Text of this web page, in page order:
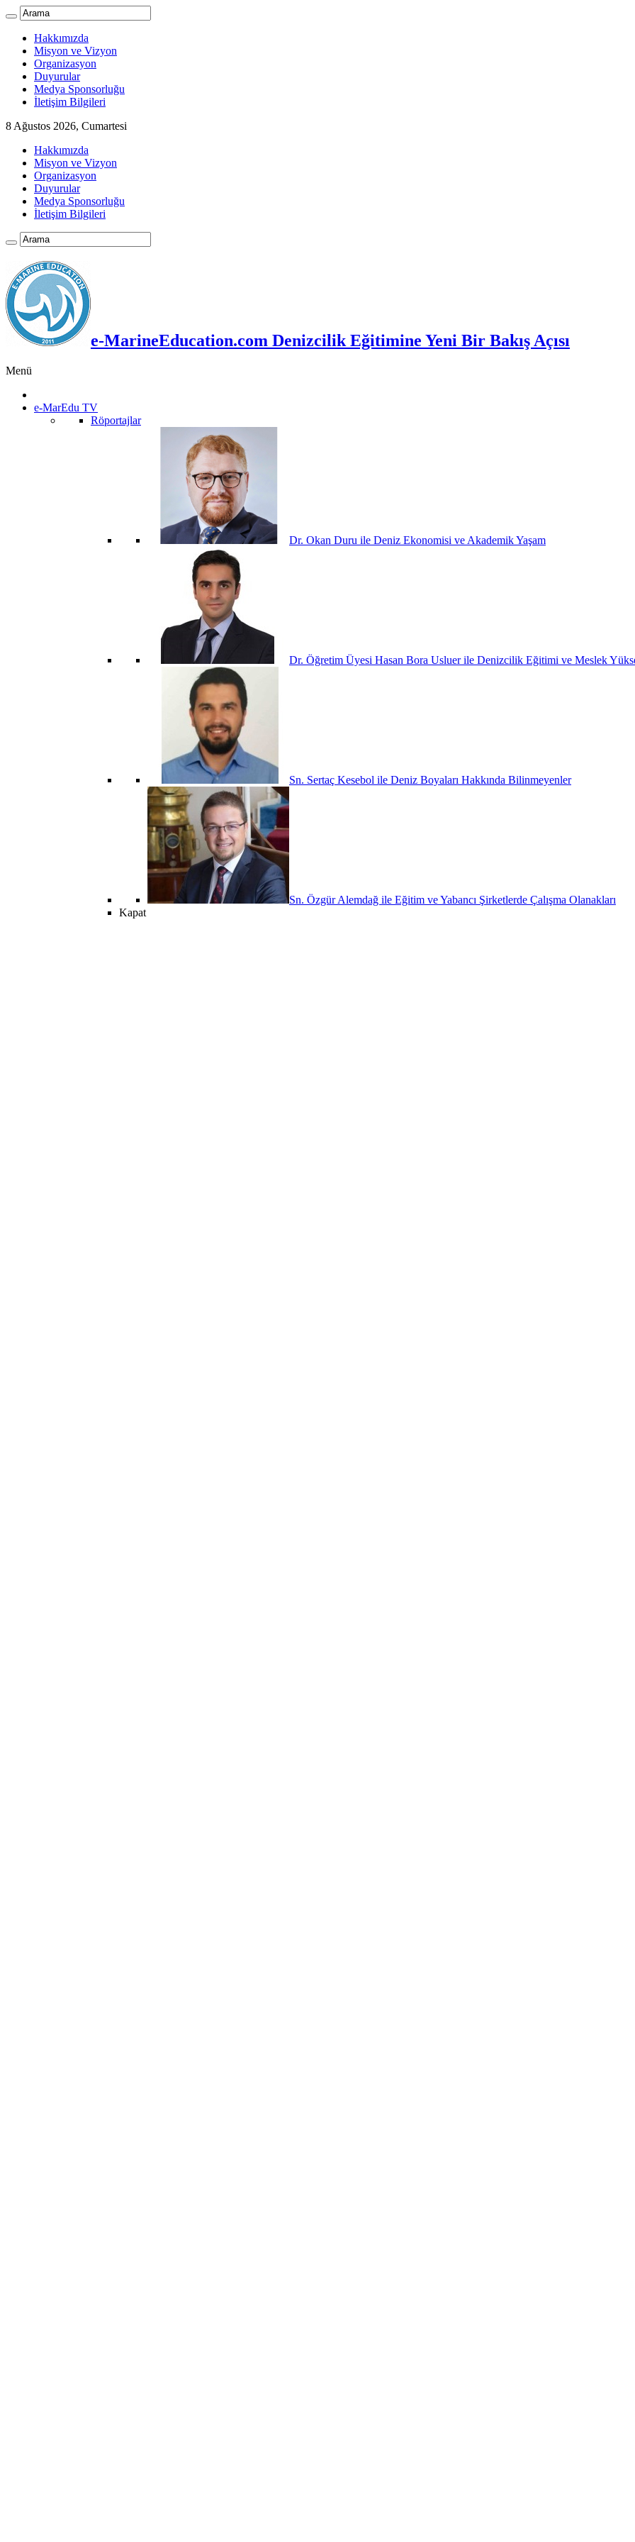
Hakkımızda
Misyon ve Vizyon
Organizasyon
Duyurular
Medya Sponsorluğu
İletişim Bilgileri
8 Ağustos 2026, Cumartesi
Hakkımızda
Misyon ve Vizyon
Organizasyon
Duyurular
Medya Sponsorluğu
İletişim Bilgileri
e-MarineEducation.com Denizcilik Eğitimine Yeni Bir Bakış Açısı
Menü
e-MarEdu TV
Röportajlar
Dr. Okan Duru ile Deniz Ekonomisi ve Akademik Yaşam
Dr. Öğretim Üyesi Hasan Bora Usluer ile Denizcilik Eğitimi ve Meslek
Sn. Sertaç Kesebol ile Deniz Boyaları Hakkında Bilinmeyenler
Sn. Özgür Alemdağ ile Eğitim ve Yabancı Şirketlerde Çalışma Olanakları
Kapat